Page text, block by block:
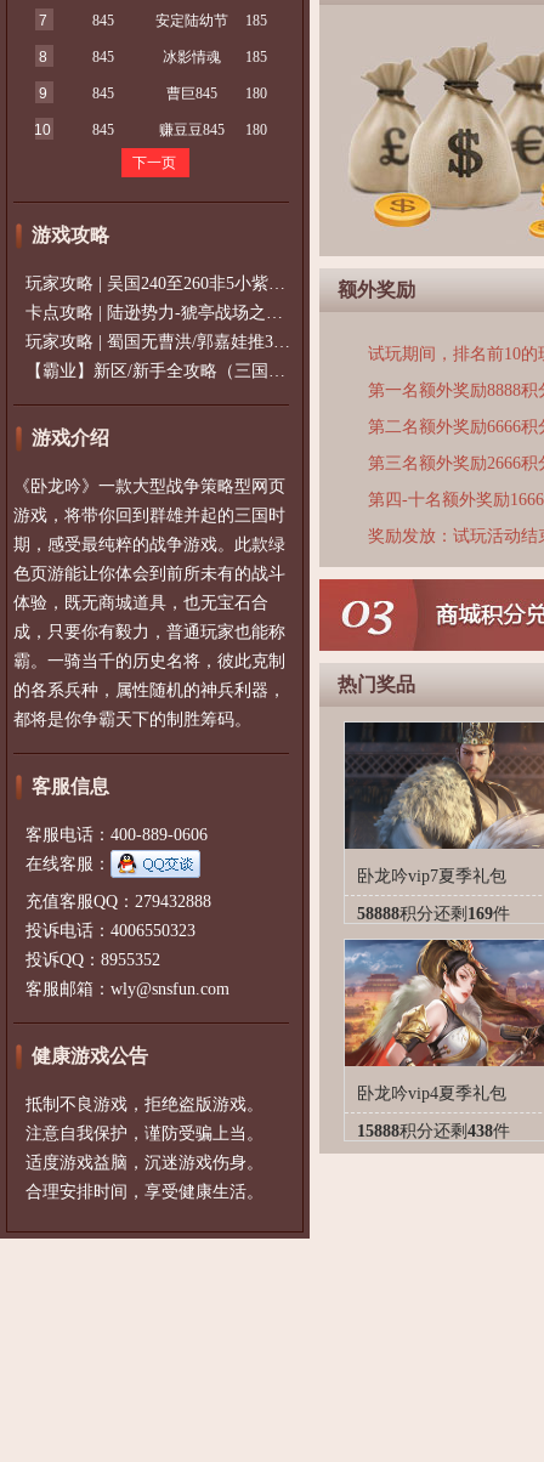
7 845 安定陆幼节 185
8 845 冰影情魂 185
9 845 曹巨845 180
10 845 赚豆豆845
180
下一页
游戏攻略
玩家攻略 | 吴国240至260非5小紫过策免
卡点攻略 | 陆逊势力-猇亭战场之陆逊
玩家攻略 | 蜀国无曹洪/郭嘉娃推375级，
【霸业】新区/新手全攻略（三国通用）2
游戏介绍
《卧龙吟》一款大型战争策略型网页
游戏，将带你回到群雄并起的三国时
期，感受最纯粹的战争游戏。此款绿
色页游能让你体会到前所未有的战斗
体验，既无商城道具，也无宝石合
成，只要你有毅力，普通玩家也能称
霸。一骑当千的历史名将，彼此克制
的各系兵种，属性随机的神兵利器，
都将是你争霸天下的制胜筹码。
客服信息
客服电话：400-889-0606
在线客服：
充值客服QQ：279432888
投诉电话：4006550323
投诉QQ：8955352
客服邮箱：wly@snsfun.com
健康游戏公告
抵制不良游戏，拒绝盗版游戏。
注意自我保护，谨防受骗上当。
适度游戏益脑，沉迷游戏伤身。
合理安排时间，享受健康生活。
额外奖励
试玩期间，排名前10
第一名额外奖励8888积
第二名额外奖励6666积
第三名额外奖励2666积
第四-十名额外奖励
奖励发放：试玩活动
热门奖品
卧龙吟vip7夏季礼包
58888积分还剩 169件
卧龙吟vip4夏季礼包
15888积分还剩 438件